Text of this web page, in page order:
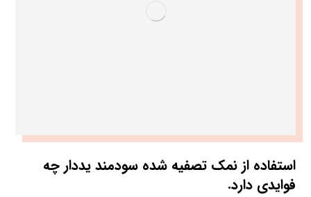
استفاده از نمک تصفیه شده سودمند یددار چه
فوایدی دارد.